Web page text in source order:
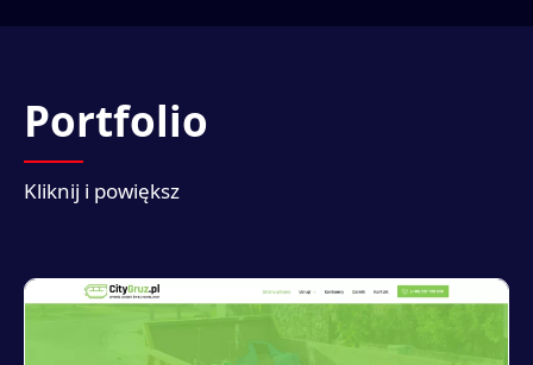
Portfolio
Kliknij i powiększ